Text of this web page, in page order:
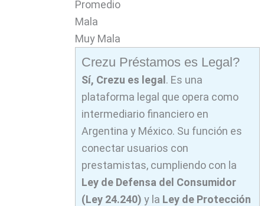
Promedio
Mala
Muy Mala
Crezu Préstamos es Legal?
Sí, Crezu es legal . Es una
plataforma legal que opera como
intermediario financiero en
Argentina y México. Su función es
conectar usuarios con
prestamistas, cumpliendo con la
Ley de Defensa del Consumidor
(Ley 24.240) y la Ley de Protección